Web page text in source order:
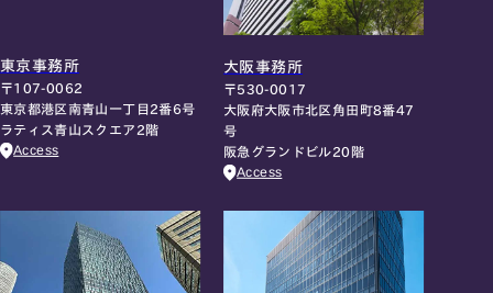
東京事務所
〒107-0062
東京都港区南青山一丁目2番6号
ラティス青山スクエア2階
Access
大阪事務所
〒530-0017
大阪府大阪市北区角田町8番47
号
阪急グランドビル20階
Access